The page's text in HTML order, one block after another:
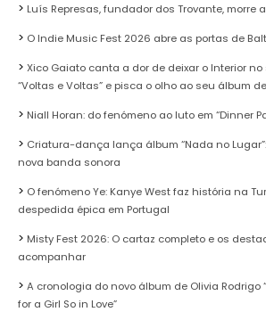
Luís Represas, fundador dos Trovante, morre
O Indie Music Fest 2026 abre as portas de
Xico Gaiato canta a dor de deixar o Interior
“Voltas e Voltas” e pisca o olho ao seu álbum
Niall Horan: do fenómeno ao luto em “Dinner
Criatura-dança lança álbum “Nada no
nova banda sonora
O fenómeno Ye: Kanye West faz história na
despedida épica em Portugal
Misty Fest 2026: O cartaz completo e os
acompanhar
A cronologia do novo álbum de Olivia Rodrigo
for a Girl So in Love”